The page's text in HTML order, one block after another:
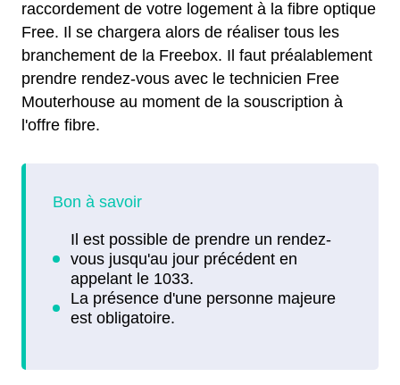
raccordement de votre logement à la fibre optique
Free. Il se chargera alors de réaliser tous les
branchement de la Freebox. Il faut préalablement
prendre rendez-vous avec le technicien Free
Mouterhouse au moment de la souscription à
l'offre fibre.